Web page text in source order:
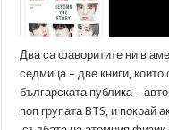
Два са фаворитите ни в
седмица – две книги,
българската публика –
поп групата BTS, и покрай